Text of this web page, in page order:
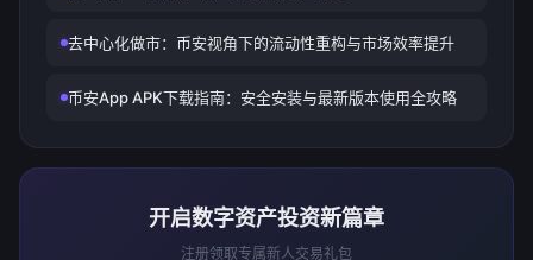
具，为用户提供一站式参与入口。本教程将手把手指导你从
去中心化做市：币安视角下的流动性重构与市场效率提升
币安App APK下载指南：安全安装与最新版本使用全攻略
开启数字资产投资新篇章
注册领取专属新人交易礼包